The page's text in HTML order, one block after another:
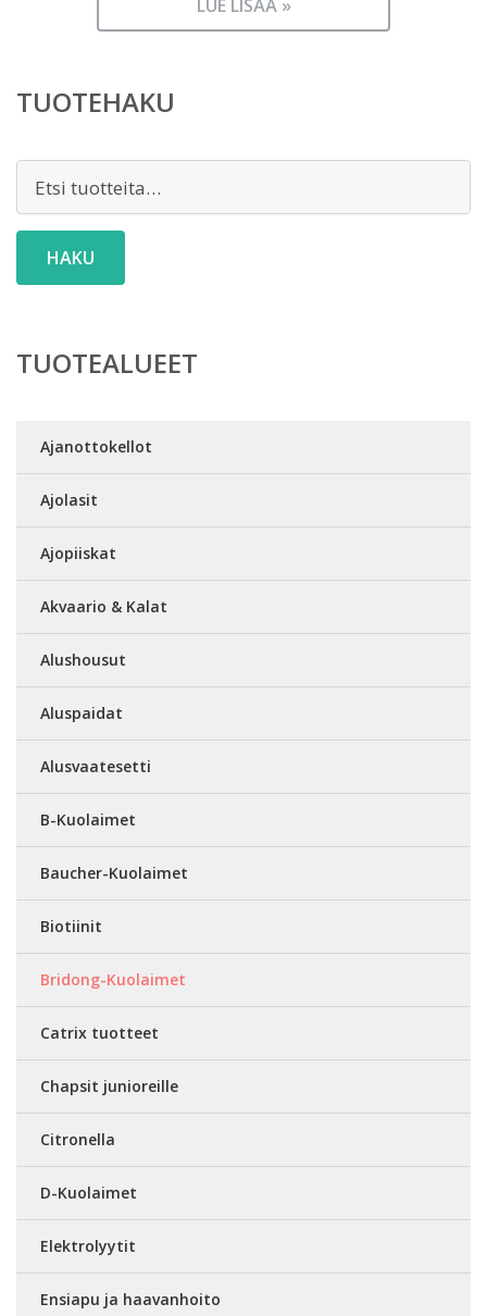
LUE LISÄÄ »
TUOTEHAKU
HAKU
TUOTEALUEET
Ajanottokellot
Ajolasit
Ajopiiskat
Akvaario & Kalat
Alushousut
Aluspaidat
Alusvaatesetti
B-Kuolaimet
Baucher-Kuolaimet
Biotiinit
Bridong-Kuolaimet
Catrix tuotteet
Chapsit junioreille
Citronella
D-Kuolaimet
Elektrolyytit
Ensiapu ja haavanhoito